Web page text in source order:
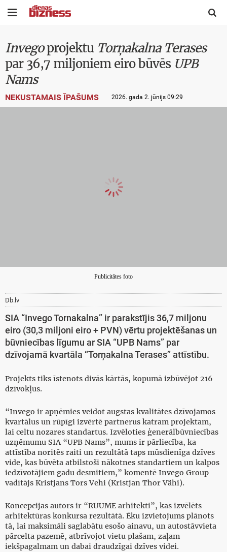
 
Invegoprojektu Torņakalna Terases
par 36,7 miljoniem eiro būvēs UPB
Nams
NEKUSTAMAIS ĪPAŠUMS 2026. gada 2. jūnijs 09:29
Publicitātes foto
Db.lv
SIA “Invego Tornakalna” ir parakstījis 36,7 miljonu
eiro (30,3 miljoni eiro + PVN) vērtu projektēšanas un
būvniecības līgumu ar SIA “UPB Nams” par
dzīvojamā kvartāla “Torņakalna Terases” attīstību.
Projekts tiks īstenots divās kārtās, kopumā izbūvējot 216
dzīvokļus.
“Invego ir apņēmies veidot augstas kvalitātes dzīvojamos
kvartālus un rūpīgi izvērtē partnerus katram projektam,
lai celtu nozares standartus. Izvēloties ģenerālbūvniecības
uzņēmumu SIA “UPB Nams”, mums ir pārliecība, ka
attīstība noritēs raiti un rezultātā taps mūsdienīga dzīves
vide, kas būvēta atbilstoši nākotnes standartiem un kalpos
iedzīvotājiem gadu desmitiem,” komentē Invego Group
vadītājs Kristjans Tors Vehi (Kristjan Thor Vähi).
Koncepcijas autors ir “RUUME arhitekti”, kas izvēlēts
arhitektūras konkursa rezultātā. Ēku izvietojums plānots
tā, lai maksimāli saglabātu esošo ainavu, un autostāvvieta
pārcelta pazemē, atbrīvojot vietu plašam, zaļam
iekšpagalmam un dabai draudzīgai dzīves videi.